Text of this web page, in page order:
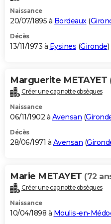
Naissance
20/07/1895 à Bordeaux(
Décès
13/11/1973 à Eysines (Gironde)
Marguerite METAYET
Créer une cagnotte obsèques
Naissance
06/11/1902 à Avensan (
Décès
28/06/1971 à Avensan (
Marie METAYET (72
Créer une cagnotte obsèques
Naissance
10/04/1898 à Moulis-en-